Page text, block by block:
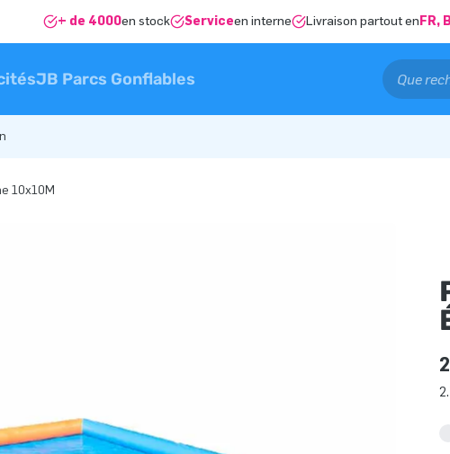
+ de 4000en stock Serviceen interne Livraison partout en FR,
JB Parcs Gonflables
10x10M